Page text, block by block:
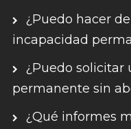
¿Puedo hacer
incapacidad
¿Puedo solicitar
permanente sin
¿Qué informes